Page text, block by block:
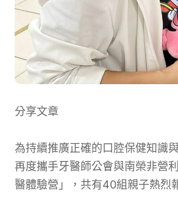
分享文章
為持續推廣正確的口腔保健知識
再度攜手牙醫師公會與南榮非營
醫體驗營」，共有40組親子熱烈